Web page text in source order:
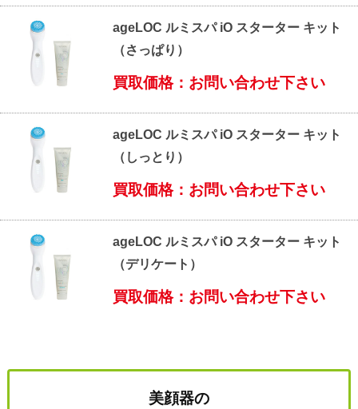
ageLOC ルミスパ iO スターター キット
（さっぱり）
買取価格：お問い合わせ下さい
ageLOC ルミスパ iO スターター キット
（しっとり）
買取価格：お問い合わせ下さい
ageLOC ルミスパ iO スターター キット
（デリケート）
買取価格：お問い合わせ下さい
美顔器の